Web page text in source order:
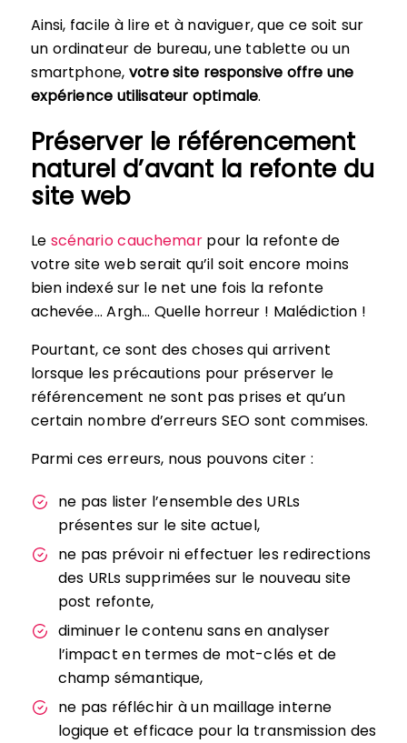
Ainsi, facile à lire et à naviguer, que ce soit sur
un ordinateur de bureau, une tablette ou un
smartphone, votre site responsive offre une
expérience utilisateur optimale.
Préserver le référencement
naturel d’avant la refonte du
site web
Le scénario cauchemarpour la refonte de
votre site web serait qu’il soit encore moins
bien indexé sur le net une fois la refonte
achevée… Argh… Quelle horreur ! Malédiction !
Pourtant, ce sont des choses qui arrivent
lorsque les précautions pour préserver le
référencement ne sont pas prises et qu’un
certain nombre d’erreurs SEO sont commises.
Parmi ces erreurs, nous pouvons citer :
ne pas lister l’ensemble des URLs
présentes sur le site actuel,
ne pas prévoir ni effectuer les redirections
des URLs supprimées sur le nouveau site
post refonte,
diminuer le contenu sans en analyser
l’impact en termes de mot-clés et de
champ sémantique,
ne pas réfléchir à un maillage interne
logique et efficace pour la transmission des